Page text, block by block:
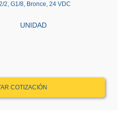
2, G1/8, Bronce, 24 VDC
UNIDAD
COTIZACIÓN